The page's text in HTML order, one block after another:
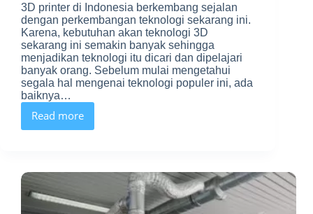
3D printer di Indonesia berkembang sejalan
dengan perkembangan teknologi sekarang ini.
Karena, kebutuhan akan teknologi 3D
sekarang ini semakin banyak sehingga
menjadikan teknologi itu dicari dan dipelajari
banyak orang. Sebelum mulai mengetahui
segala hal mengenai teknologi populer ini, ada
baiknya…
Read more
Fakta
Menarik